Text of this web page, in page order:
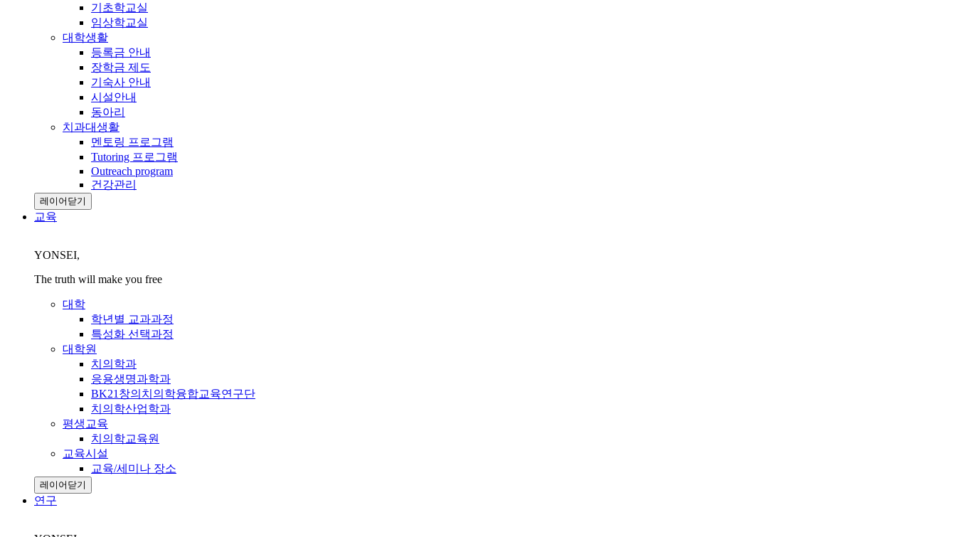
기초학교실
임상학교실
대학생활
등록금 안내
장학금 제도
기숙사 안내
시설안내
동아리
치과대생활
멘토링 프로그램
Tutoring 프로그램
Outreach program
건강관리
레이어닫기
교육
YONSEI,
The truth will make you free
대학
학년별 교과과정
특성화 선택과정
대학원
치의학과
응용생명과학과
BK21창의치의학융합교육연구단
치의학산업학과
평생교육
치의학교육원
교육시설
교육/세미나 장소
레이어닫기
연구